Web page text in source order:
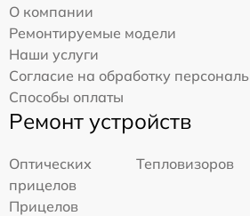
О компании
Ремонтируемые модели
Наши услуги
Согласие на обработку
Способы оплаты
Ремонт устройств
Оптических
прицелов
Тепловизоров
Прицелов